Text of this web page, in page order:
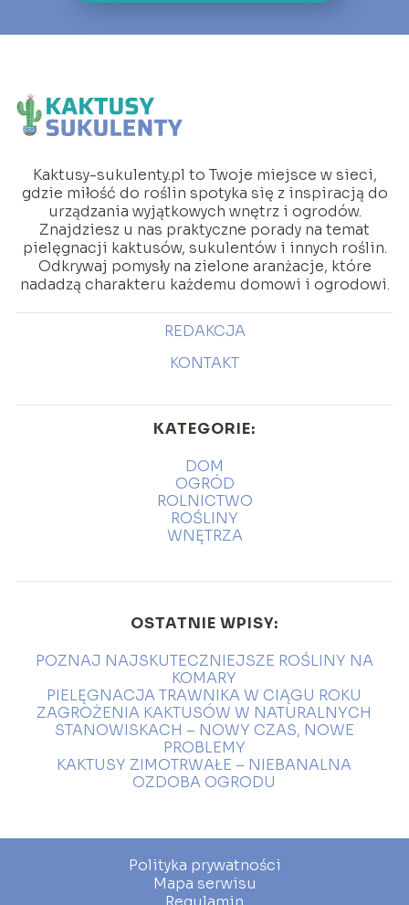
Kaktusy-sukulenty.pl to Twoje miejsce w sieci,
gdzie miłość do roślin spotyka się z inspiracją do
urządzania wyjątkowych wnętrz i ogrodów.
Znajdziesz u nas praktyczne porady na temat
pielęgnacji kaktusów, sukulentów i innych roślin.
Odkrywaj pomysły na zielone aranżacje, które
nadadzą charakteru każdemu domowi i ogrodowi.
REDAKCJA
KONTAKT
KATEGORIE:
DOM
OGRÓD
ROLNICTWO
ROŚLINY
WNĘTRZA
OSTATNIE WPISY:
POZNAJ NAJSKUTECZNIEJSZE ROŚLINY NA
KOMARY
PIELĘGNACJA TRAWNIKA W CIĄGU ROKU
ZAGROŻENIA KAKTUSÓW W NATURALNYCH
STANOWISKACH – NOWY CZAS, NOWE
PROBLEMY
KAKTUSY ZIMOTRWAŁE – NIEBANALNA
OZDOBA OGRODU
Polityka prywatności
Mapa serwisu